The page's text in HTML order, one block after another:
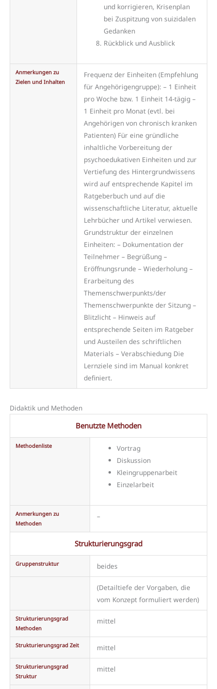
und korrigieren, Krisenplan
bei Zuspitzung von suizidalen
Gedanken
Rückblick und Ausblick
Anmerkungen zu
Zielen und Inhalten
Frequenz der Einheiten (Empfehlung
für Angehörigengruppe): – 1 Einheit
pro Woche bzw. 1 Einheit 14-tägig –
1 Einheit pro Monat (evtl. bei
Angehörigen von chronisch kranken
Patienten) Für eine gründliche
inhaltliche Vorbereitung der
psychoedukativen Einheiten und zur
Vertiefung des Hintergrundwissens
wird auf entsprechende Kapitel im
Ratgeberbuch und auf die
wissenschaftliche Literatur, aktuelle
Lehrbücher und Artikel verwiesen.
Grundstruktur der einzelnen
Einheiten: – Dokumentation der
Teilnehmer – Begrüßung –
Eröffnungsrunde – Wiederholung –
Erarbeitung des
Themenschwerpunkts/der
Themenschwerpunkte der Sitzung –
Blitzlicht – Hinweis auf
entsprechende Seiten im Ratgeber
und Austeilen des schriftlichen
Materials – Verabschiedung Die
Lernziele sind im Manual konkret
definiert.
Didaktik und Methoden
Benutzte Methoden
Methodenliste
Vortrag
Diskussion
Kleingruppenarbeit
Einzelarbeit
Anmerkungen zu
Methoden
–
Strukturierungsgrad
Gruppenstruktur beides
(Detailtiefe der Vorgaben, die
vom Konzept formuliert werden)
Strukturierungsgrad
Methoden
mittel
Strukturierungsgrad Zeit mittel
Strukturierungsgrad
Struktur
mittel